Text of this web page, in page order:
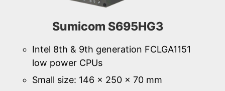
Sumicom S695HG3
Intel 8th & 9th generation FCLGA1151
low power CPUs
Small size: 146 × 250 × 70 mm